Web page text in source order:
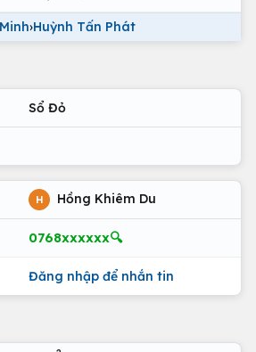
›Huỳnh Tấn Phát
Sổ Đỏ
H Hồng Khiêm Du
0768xxxxxx🔍
Đăng nhập để nhắn tin